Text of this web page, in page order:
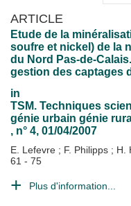
ARTICLE
Etude de la
soufre et nickel) de la
du Nord Pas-de-
gestion des captages
in
TSM. Techniques
génie urbain génie
, n° 4, 01/04/2007
E. Lefevre ; F. Philipps ; H.
61 - 75
Plus d'information...